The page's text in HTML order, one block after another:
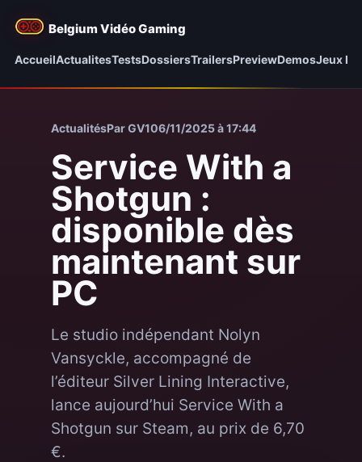
Belgium Vidéo Gaming
AccueilActualitesTestsDossiersTrailersPreviewDemosJeux
ActualitésPar GV106/11/2025 à 17:44
Service With a
Shotgun :
disponible dès
maintenant sur
PC
Le studio indépendant Nolyn
Vansyckle, accompagné de
l’éditeur Silver Lining Interactive,
lance aujourd’hui Service With a
Shotgun sur Steam, au prix de 6,70
€.